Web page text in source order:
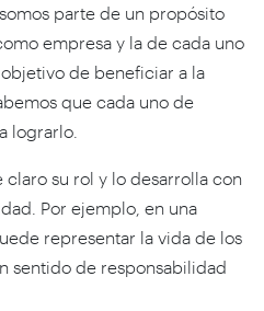
parte de un propósito
empresa y la de cada uno
de beneficiar a la
que cada uno de
lograrlo.
su rol y lo desarrolla con
Por ejemplo, en una
representar la vida de los
sentido de responsabilidad